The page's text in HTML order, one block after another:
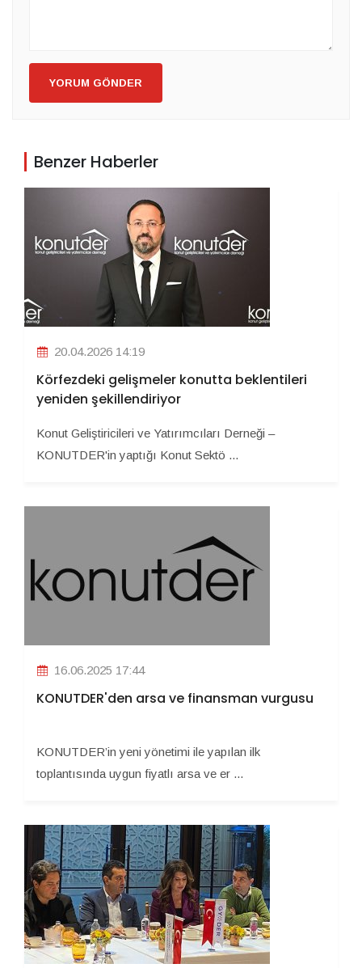
YORUM GÖNDER
Benzer Haberler
20.04.2026 14:19
Körfezdeki gelişmeler konutta beklentileri
yeniden şekillendiriyor
Konut Geliştiricileri ve Yatırımcıları Derneği –
KONUTDER'in yaptığı Konut Sektö ...
16.06.2025 17:44
KONUTDER'den arsa ve finansman vurgusu
KONUTDER’in yeni yönetimi ile yapılan ilk
toplantısında uygun fiyatlı arsa ve er ...